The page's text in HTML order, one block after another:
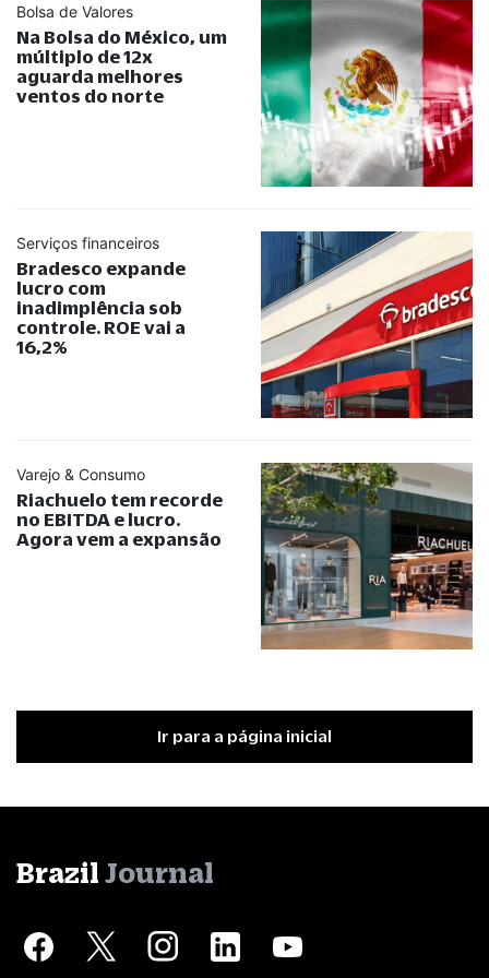
Bolsa de Valores
Na Bolsa do México, um
múltiplo de 12x
aguarda melhores
ventos do norte
Serviços financeiros
Bradesco expande
lucro com
inadimplência sob
controle. ROE vai a
16,2%
Varejo & Consumo
Riachuelo tem recorde
no EBITDA e lucro.
Agora vem a expansão
Ir para a página inicial
Brazil Journal